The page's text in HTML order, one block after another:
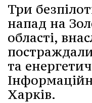
Три
напад на
області,
та
Харків.